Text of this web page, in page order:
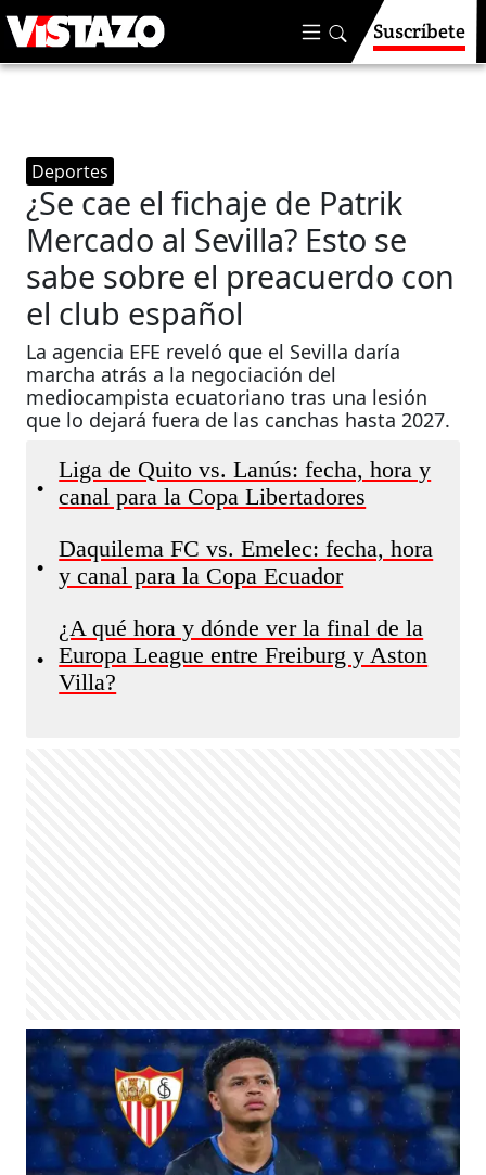
Suscríbete
Deportes
¿Se cae el fichaje de Patrik
Mercado al Sevilla? Esto se
sabe sobre el preacuerdo con
el club español
La agencia EFE reveló que el Sevilla daría
marcha atrás a la negociación del
mediocampista ecuatoriano tras una lesión
que lo dejará fuera de las canchas hasta 2027.
•
Liga de Quito vs. Lanús: fecha, hora y
canal para la Copa Libertadores
•
Daquilema FC vs. Emelec: fecha, hora
y canal para la Copa Ecuador
•
¿A qué hora y dónde ver la final de la
Europa League entre Freiburg y Aston
Villa?